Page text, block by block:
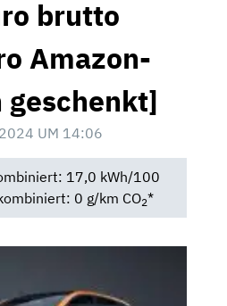
brutto
Amazon-
geschenkt]
2024 UM 14:06
17,0 kWh/100
0 g/km CO2*